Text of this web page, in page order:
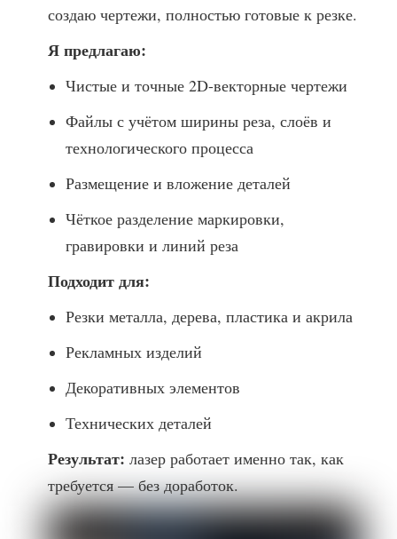
создаю чертежи, полностью готовые к резке.
Я предлагаю:
Чистые и точные 2D-векторные чертежи
Файлы с учётом ширины реза, слоёв и
технологического процесса
Размещение и вложение деталей
Чёткое разделение маркировки,
гравировки и линий реза
Подходит для:
Резки металла, дерева, пластика и акрила
Рекламных изделий
Декоративных элементов
Технических деталей
Результат: лазер работает именно так, как
требуется — без доработок.